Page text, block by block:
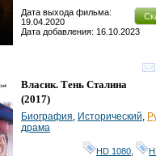
Дата выхода фильма:
19.04.2020
Дата добавления: 16.10.2023
Власик. Тень Сталина
(2017)
Биография, Исторический,
драма
HD 1080